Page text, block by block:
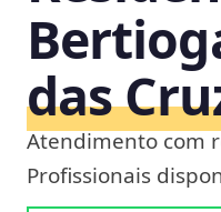
das
Atendimento com
Profissionais